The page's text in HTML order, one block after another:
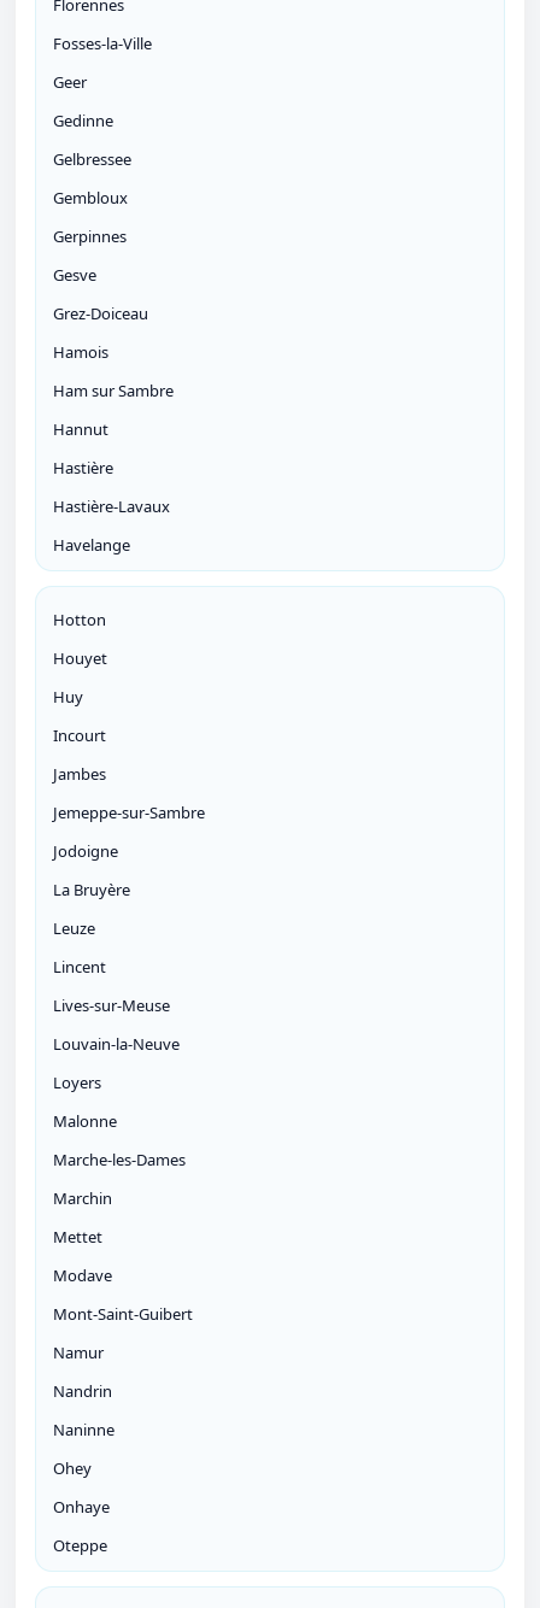
Florennes
Fosses-la-Ville
Geer
Gedinne
Gelbressee
Gembloux
Gerpinnes
Gesve
Grez-Doiceau
Hamois
Ham sur Sambre
Hannut
Hastière
Hastière-Lavaux
Havelange
Hotton
Houyet
Huy
Incourt
Jambes
Jemeppe-sur-Sambre
Jodoigne
La Bruyère
Leuze
Lincent
Lives-sur-Meuse
Louvain-la-Neuve
Loyers
Malonne
Marche-les-Dames
Marchin
Mettet
Modave
Mont-Saint-Guibert
Namur
Nandrin
Naninne
Ohey
Onhaye
Oteppe